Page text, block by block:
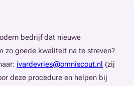
bedrijf dat nieuwe
zo goede kwaliteit na te streven?
ivardevries@omniscout.nl (zij
deze procedure en helpen bij